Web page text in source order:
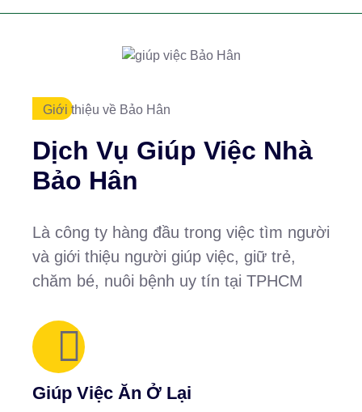
Giới thiệu về Bảo Hân
Dịch Vụ Giúp Việc Nhà
Bảo Hân
Là công ty hàng đầu trong việc tìm người
và giới thiệu người giúp việc, giữ trẻ,
chăm bé, nuôi bệnh uy tín tại TPHCM
Giúp Việc Ăn Ở Lại